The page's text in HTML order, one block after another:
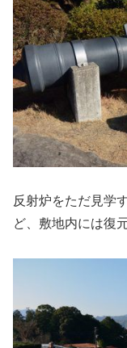
反射炉をただ見学
ど、敷地内には復